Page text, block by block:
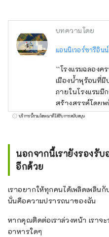
บทความโดย
แอนนิเวอร์ซารีอินน์
``โรงแรมฉลอง
เมืองน้ำพุร้อนที่มี
ภายในโรงแรมมี
สร้างสรรค์โดย
กับลูกค้า ตั้งอยู่ใ
ยานาบานะ โน
อาหารสีสันสดใ
เสน่ห์เช่นกัน! โ
เด็กๆ และเต็มไ
แขกที่มากับเด็กเ
บริการนี้รวมโฆษณาที่ได้รับการสนับสนุน
นอกจากนี้เรายังรองรั
อีกด้วย
เราอยากให้ทุกคนได้เพลิดเพลิน
นั่นคือความปรารถนาของฉัน
หากคุณติดต่อเราล่วงหน้า เราจ
อาหารใดๆ